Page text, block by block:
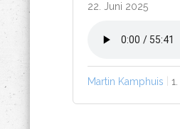
22. Juni 2025
Martin Kamphuis